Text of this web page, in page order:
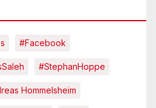
#Facebook
#StephanHoppe
Hommelsheim